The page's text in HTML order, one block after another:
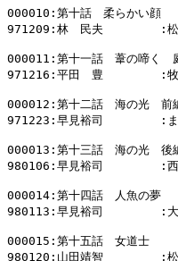
000010:第十話　柔らかい顔
971209:林　民夫        :
000011:第十一話　葦の啼く　
971216:平田　豊        :
000012:第十二話　海の光　前
971223:早見裕司        :ま
000013:第十三話　海の光　後
980106:早見裕司        :
000014:第十四話　人魚の夢
980113:早見裕司        :
000015:第十五話　女道士
980120:山田靖智        :